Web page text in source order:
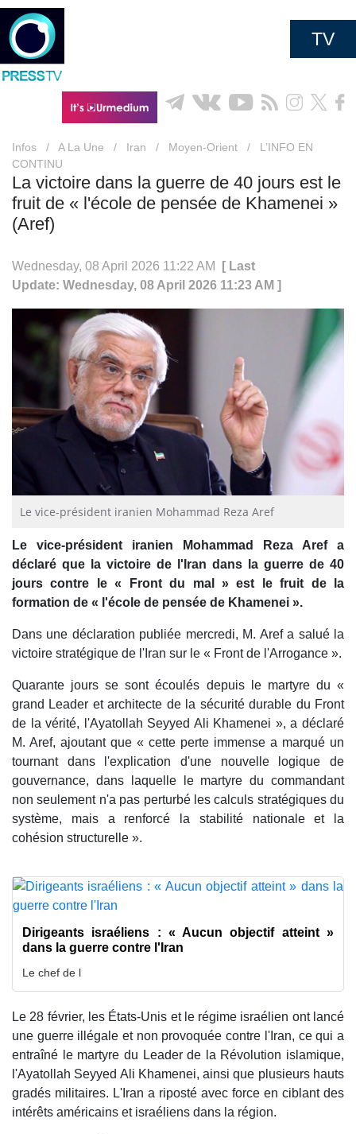
TV
Infos / A La Une / Iran / Moyen-Orient /
L’INFO EN
CONTINU
La victoire dans la guerre de 40 jours est le
fruit de « l'école de pensée de Khamenei »
(Aref)
Wednesday, 08 April 2026 11:22 AM
[ Last
Update: Wednesday, 08 April 2026 11:23 AM ]
Le vice-président iranien Mohammad Reza Aref
Le vice-président iranien Mohammad Reza Aref a
déclaré que la victoire de l'Iran dans la guerre de 40
jours contre le « Front du mal » est le fruit de la
formation de « l'école de pensée de Khamenei ».
Dans une déclaration publiée mercredi, M. Aref a salué la
victoire stratégique de l'Iran sur le « Front de l'Arrogance ».
Quarante jours se sont écoulés depuis le martyre du «
grand Leader et architecte de la sécurité durable du Front
de la vérité, l'Ayatollah Seyyed Ali Khamenei », a déclaré
M. Aref, ajoutant que « cette perte immense a marqué un
tournant dans l'explication d'une nouvelle logique de
gouvernance, dans laquelle le martyre du commandant
non seulement n'a pas perturbé les calculs stratégiques du
système, mais a renforcé la stabilité nationale et la
cohésion structurelle ».
Dirigeants israéliens : « Aucun objectif atteint »
dans la guerre contre l'Iran
Le chef de l
Le 28 février, les États-Unis et le régime israélien ont lancé
une guerre illégale et non provoquée contre l'Iran, ce qui a
entraîné le martyre du Leader de la Révolution islamique,
l'Ayatollah Seyyed Ali Khamenei, ainsi que plusieurs hauts
gradés militaires. L'Iran a riposté avec force en ciblant des
intérêts américains et israéliens dans la région.